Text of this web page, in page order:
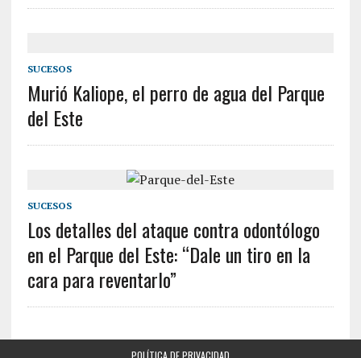
SUCESOS
Murió Kaliope, el perro de agua del Parque
del Este
SUCESOS
Los detalles del ataque contra odontólogo
en el Parque del Este: “Dale un tiro en la
cara para reventarlo”
POLÍTICA DE PRIVACIDAD